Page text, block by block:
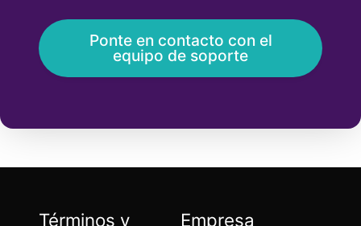
Ponte en contacto con el
equipo de soporte
Términos y
Empresa